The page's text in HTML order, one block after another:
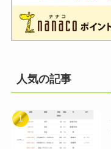
人気の記事